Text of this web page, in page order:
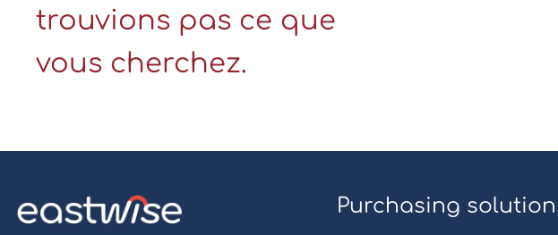
trouvions pas ce que
vous cherchez.
Purchasing